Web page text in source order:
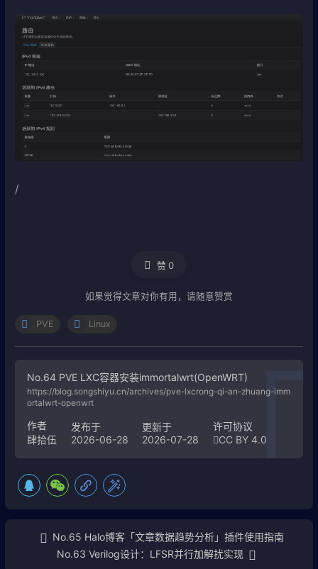
/
赞0
如果觉得文章对你有用，请随意赞赏
PVE Linux
No.64 PVE LXC容器安装immortalwrt(OpenWRT)
https://blog.songshiyu.cn/archives/pve-lxcrong-qi-an-zhuang-imm
ortalwrt-openwrt
作者
肆拾伍
发布于
2026-06-28
更新于
2026-07-28
许可协议
CC BY 4.0
No.65 Halo博客「文章数据趋势分析」插件使用指南
No.63 Verilog设计：LFSR并行加解扰实现